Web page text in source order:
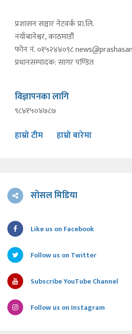
प्रशासन सञ्चार नेटवर्क प्रा.लि.
नयाँबानेश्वर, काठमाडौं
फोन नं. ०१५२४४०९८
प्रधानसम्पादक: सागर पण्डित
विज्ञापनका लागि
९८४१५०४७८७
हाम्रो टीम हाम्रो बारेमा
सोसल मिडिया
Like us on Facebook
Follow us on Twitter
Subscribe YouTube Channel
Follow us on Instagram